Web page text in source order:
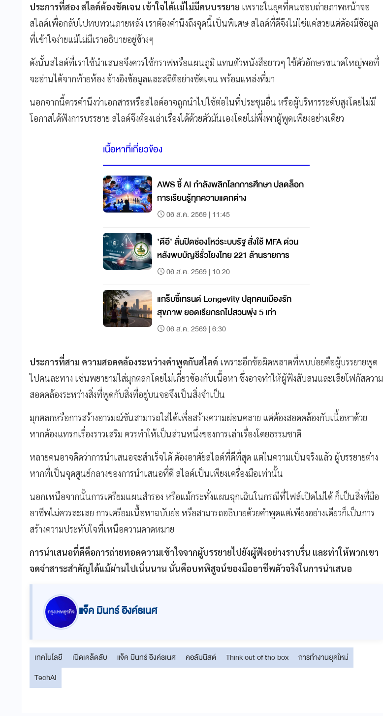
ประการที่สอง สไลด์ต้องชัดเจน เข้าใจได้แม้ไม่มีคนบรรยาย เพราะในยุคที่คนชอบถ่ายภาพหน้าจอ
สไลด์เพื่อกลับไปทบทวนภายหลัง เราต้องคำนึงถึงจุดนี้เป็นพิเศษ สไลด์ที่ดีจึงไม่ใช่แค่สวยแต่ต้องมีข้อมูล
ที่เข้าใจง่ายแม้ไม่มีเราอธิบายอยู่ข้างๆ
ดังนั้นสไลด์ที่เราใช้นำเสนอจึงควรใช้กราฟหรือแผนภูมิ แทนตัวหนังสือยาวๆ ใช้ตัวอักษรขนาดใหญ่พอที่
จะอ่านได้จากท้ายห้อง อ้างอิงข้อมูลและสถิติอย่างชัดเจน พร้อมแหล่งที่มา
นอกจากนี้ควรคำนึงว่าเอกสารหรือสไลด์อาจถูกนำไปใช้ต่อในที่ประชุมอื่น หรือผู้บริหารระดับสูงโดยไม่มี
โอกาสได้ฟังการบรรยาย สไลด์จึงต้องเล่าเรื่องได้ด้วยตัวมันเองโดยไม่พึ่งพาผู้พูดเพียงอย่างเดียว
เนื้อหาที่เกี่ยวข้อง
AWS ชี้ AI กำลังพลิกโลกการศึกษา ปลดล็อก
การเรียนรู้ทุกความแตกต่าง
06 ส.ค. 2569 | 11:45
’ดีอี’ ลั่นปิดช่องโหว่ระบบรัฐ สั่งใช้ MFA ด่วน
หลังพบบัญชีรั่วโยงไทย 221 ล้านรายการ
06 ส.ค. 2569 | 10:20
แกร็บชี้เทรนด์ Longevity ปลุกคนเมืองรัก
สุขภาพ ยอดเรียกรถไปสวนพุ่ง 5 เท่า
06 ส.ค. 2569 | 6:30
ประการที่สาม ความสอดคล้องระหว่างคำพูดกับสไลด์ เพราะอีกข้อผิดพลาดที่พบบ่อยคือผู้บรรยายพูด
ไปคนละทาง เช่นพยายามใส่มุกตลกโดยไม่เกี่ยวข้องกับเนื้อหา ซึ่งอาจทำให้ผู้ฟังสับสนและเสียโฟกัสความ
สอดคล้องระหว่างสิ่งที่พูดกับสิ่งที่อยู่บนจอจึงเป็นสิ่งจำเป็น
มุกตลกหรือการสร้างอารมณ์ขันสามารถใส่ได้เพื่อสร้างความผ่อนคลาย แต่ต้องสอดคล้องกับเนื้อหาด้วย
หากต้องแทรกเรื่องราวเสริม ควรทำให้เป็นส่วนหนึ่งของการเล่าเรื่องโดยธรรมชาติ
หลายคนอาจคิดว่าการนำเสนอจะสำเร็จได้ ต้องอาศัยสไลด์ที่ดีที่สุด แต่ในความเป็นจริงแล้ว ผู้บรรยายต่าง
หากที่เป็นจุดศูนย์กลางของการนำเสนอที่ดี สไลด์เป็นเพียงเครื่องมือเท่านั้น
นอกเหนือจากนั้นการเตรียมแผนสำรอง หรือแม้กระทั่งแผนฉุกเฉินในกรณีที่ไฟล์เปิดไม่ได้ ก็เป็นสิ่งที่มือ
อาชีพไม่ควรละเลย การเตรียมเนื้อหาฉบับย่อ หรือสามารถอธิบายด้วยคำพูดแต่เพียงอย่างเดียวก็เป็นการ
สร้างความประทับใจที่เหนือความคาดหมาย
การนำเสนอที่ดีคือการถ่ายทอดความเข้าใจจากผู้บรรยายไปยังผู้ฟังอย่างราบรื่น และทำให้พวกเขา
จดจำสาระสำคัญได้แม้ผ่านไปเนิ่นนาน นั่นคือบทพิสูจน์ของมืออาชีพตัวจริงในการนำเสนอ
แจ็ค มินทร์ อิงค์ธเนศ
เทคโนโลยี เปิดเคล็ดลับ แจ็ค มินทร์ อิงค์ธเนศ คอลัมนิสต์ Think out of the box
การทำงานยุคใหม่
TechAI